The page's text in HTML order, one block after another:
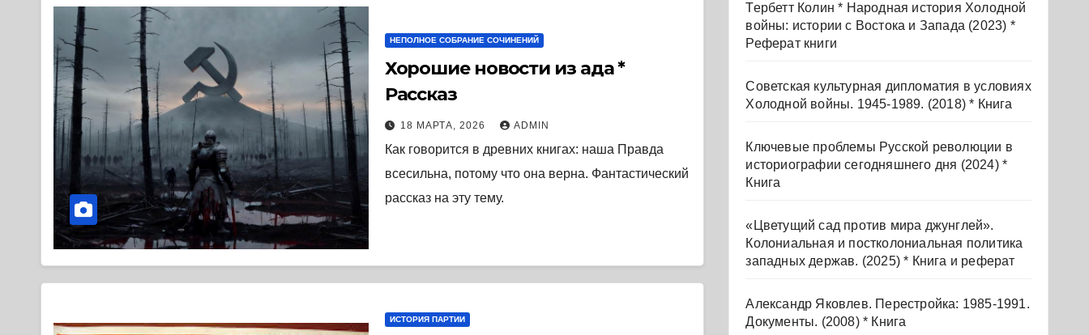
НЕПОЛНОЕ СОБРАНИЕ СОЧИНЕНИЙ
Хорошие новости из ада *
Рассказ
18 МАРТА, 2026 ADMIN
Как говорится в древних книгах: наша Правда
всесильна, потому что она верна. Фантастический
рассказ на эту тему.
ИСТОРИЯ ПАРТИИ
Тербетт Колин * Народная история Холодной
войны: истории с Востока и Запада (2023) *
Реферат книги
Советская культурная дипломатия в условиях
Холодной войны. 1945-1989. (2018) * Книга
Ключевые проблемы Русской революции в
историографии сегодняшнего дня (2024) *
Книга
«Цветущий сад против мира джунглей».
Колониальная и постколониальная политика
западных держав. (2025) * Книга и реферат
Александр Яковлев. Перестройка: 1985-1991.
Документы. (2008) * Книга